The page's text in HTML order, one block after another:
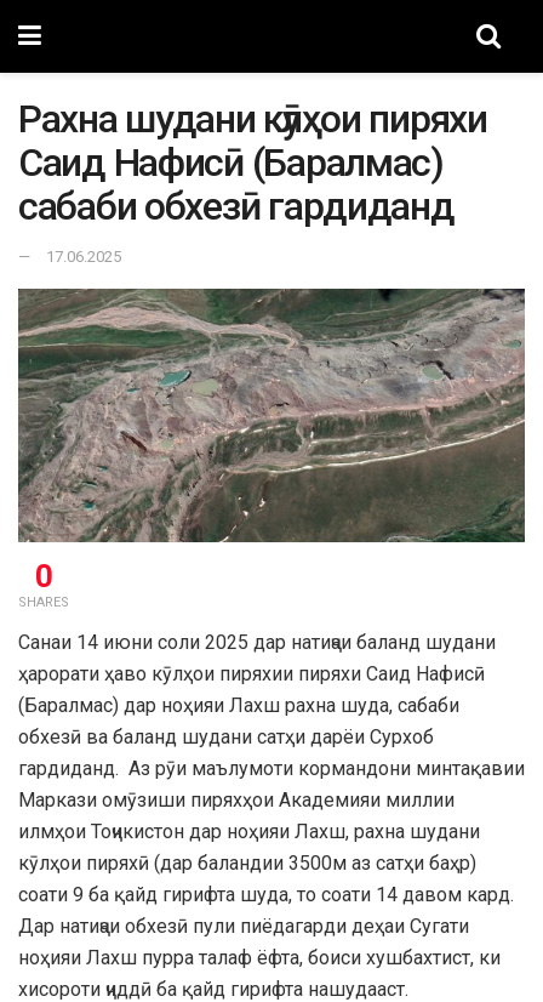
Рахна шудани кӯлҳои пиряхи
Саид Нафисӣ (Баралмас)
сабаби обхезӣ гардиданд
17.06.2025
0
SHARES
Cанаи 14 июни соли 2025 дар натиҷаи баланд шудани
ҳарорати ҳаво кӯлҳои пиряхии пиряхи Саид Нафисӣ
(Баралмас) дар ноҳияи Лахш рахна шуда, сабаби
обхезӣ ва баланд шудани сатҳи дарёи Сурхоб
гардиданд. Аз рӯи маълумоти кормандони минтақавии
Маркази омӯзиши пиряхҳои Академияи миллии
илмҳои Тоҷикистон дар ноҳияи Лахш, рахна шудани
кӯлҳои пиряхӣ (дар баландии 3500м аз сатҳи баҳр)
соати 9 ба қайд гирифта шуда, то соати 14 давом кард.
Дар натиҷаи обхезӣ пули пиёдагарди деҳаи Сугати
ноҳияи Лахш пурра талаф ёфта, боиси хушбахтист, ки
хисороти ҷиддӣ ба қайд гирифта нашудааст.